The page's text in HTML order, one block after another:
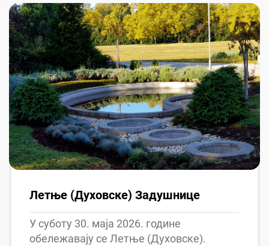
Летње (Духовске) Задушнице
У суботу 30. маја 2026. године
обележавају се Летње (Духовске).